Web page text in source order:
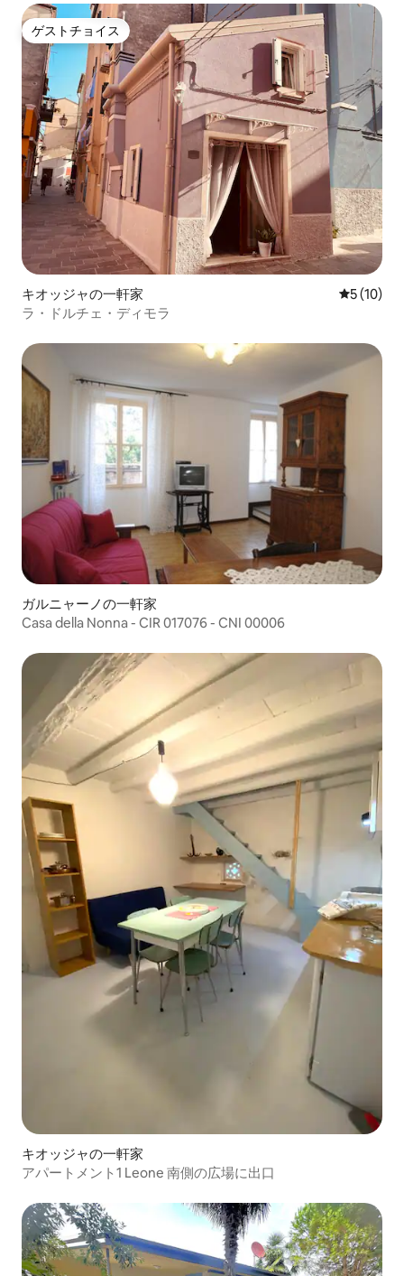
ゲストチョイス
ゲストチョイス
キオッジャの一軒家 レビュー
5 (10)
ラ・ドルチェ・ディモラ
ガルニャーノの一軒家
Casa della Nonna - CIR 017076 - CNI 00006
キオッジャの一軒家
アパートメント1 Leone 南側の広場に出口